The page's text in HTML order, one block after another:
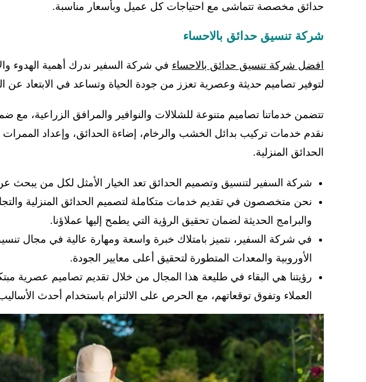
حدائق مخصصة تتماشى مع احتياجات كل عميل وبأسعار مناسبة.
شركة تنسيق حدائق بالاحساء
افضل شركة تنسيق حدائق بالاحساء في شركة السفير ندرك أهمية الهدوء
لتوفير تصاميم حديثة وعصرية تعزز من جودة الحياة وتساعد في الابتعاد عن
تتضمن خدماتنا تصاميم متنوعة للشلالات والنوافير والمرافق الزراعية، مع
نقدم خدمات تركيب بدائل الخشب والرخام، إضاءة الحدائق، وإعداد
الحدائق المنزلية.
شركة السفير لتنسيق وتصميم الحدائق تعد الخيار الأمثل لكل من يبحث
نحن متخصصون في تقديم خدمات متكاملة لتصميم الحدائق المنزلية
والبرامج الحديثة لضمان تحقيق الرؤية التي يطمح إليها عملاؤنا.
في شركة السفير، نتميز بامتلاك خبرة واسعة ومهارة عالية في مجال
الأوروبية والمعدات المتطورة لتحقيق أعلى معايير الجودة.
رؤيتنا هي البقاء في طليعة هذا المجال من خلال تقديم تصاميم عصرية
العملاء وتفوق توقعاتهم، مع الحرص على الالتزام باستخدام أحدث